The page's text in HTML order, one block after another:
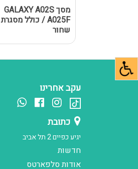
מסך GALAXY A02S
/ A025F כולל מסגרת
שחור
עקב אחרינו
כתובת
יגיע כפיים 2 תל אביב
חדשות
אודות סלפארטס